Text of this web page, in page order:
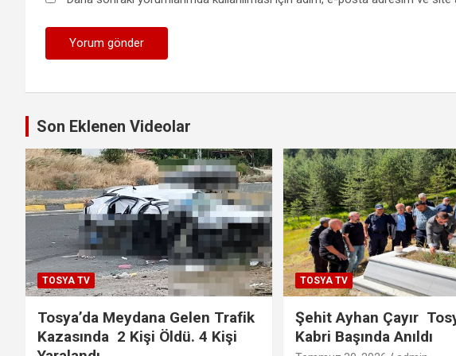
Son Eklenen Videolar
TOSYA TV
Tosya’da Meydana Gelen Trafik
Kazasında 2 Kişi Öldü. 4 Kişi
TOSYA TV
Şehit Ayhan Çayır
Kabri Başında Anıldı